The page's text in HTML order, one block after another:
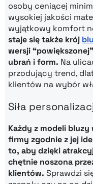
osoby ceniącej
wysokiej jakości
wyjątkowy komfort
staje się także krój
wersji
ubrań i form. Na
przodujący trend,
klientów na wybór
Siła
Każdy z modeli
firmy zgodnie z jej
to, aby dzięki
chętnie noszona
klientów. Sprawdzi